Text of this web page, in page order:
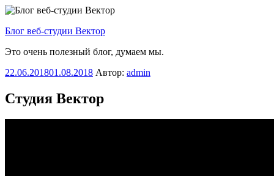
Перейти
содержимому
Блог веб-студии Вектор
Это очень полезный блог, думаем мы.
Опубликовано
22.06.201801.08.2018 Автор: admin
Студия Вектор